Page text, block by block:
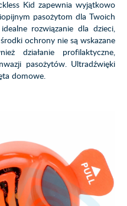
Kid zapewnia wyjątkowo
pasożytom dla Twoich
rozwiązanie dla dzieci,
ochrony nie są wskazane
działanie profilaktyczne,
pasożytów. Ultradźwięki
domowe.